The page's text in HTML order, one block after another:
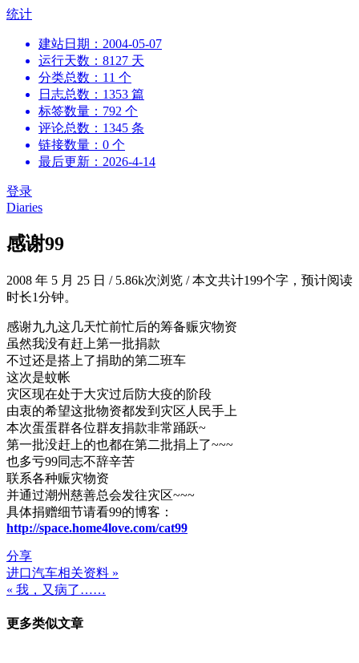
跳
统计
建站日期：2004-05-07
运行天数：8127 天
分类总数：11 个
日志总数：1353 篇
标签数量：792 个
评论总数：1345 条
链接数量：0 个
最后更新：2026-4-14
登录
Diaries
感谢99
2008 年 5 月 25 日 /5.86k次浏览 /本文共计199个字，预计阅读
时长1分钟。
感谢九九这几天忙前忙后的筹备赈灾物资
虽然我没有赶上第一批捐款
不过还是搭上了捐助的第二班车
这次是蚊帐
灾区现在处于大灾过后防大疫的阶段
由衷的希望这批物资都发到灾区人民手上
本次蛋蛋群各位群友捐款非常踊跃~
第一批没赶上的也都在第二批捐上了~~~
也多亏99同志不辞辛苦
联系各种赈灾物资
并通过潮州慈善总会发往灾区~~~
具体捐赠细节请看99的博客：
http://space.home4love.com/cat99
分享
文
章
导
进口汽车相关资料 »
« 我，又病了……
更多类似文章